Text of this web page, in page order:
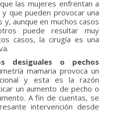
las mujeres enfrentan a
que pueden provocar una
y, aunque en muchos casos
puede resultar muy
casos, la cirugía es una
desiguales o pechos
mamaria provoca un
y esta es la razón
un aumento de pecho o
A fin de cuentas, se
intervención desde